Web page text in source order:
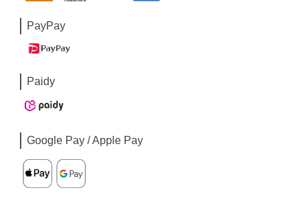
PayPay
Paidy
Google Pay / Apple Pay